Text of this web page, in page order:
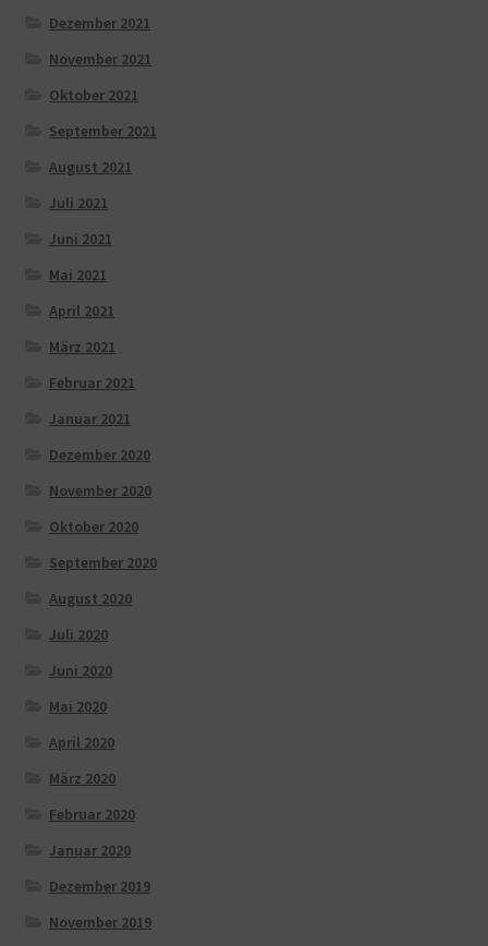
Dezember 2021
November 2021
Oktober 2021
September 2021
August 2021
Juli 2021
Juni 2021
Mai 2021
April 2021
März 2021
Februar 2021
Januar 2021
Dezember 2020
November 2020
Oktober 2020
September 2020
August 2020
Juli 2020
Juni 2020
Mai 2020
April 2020
März 2020
Februar 2020
Januar 2020
Dezember 2019
November 2019